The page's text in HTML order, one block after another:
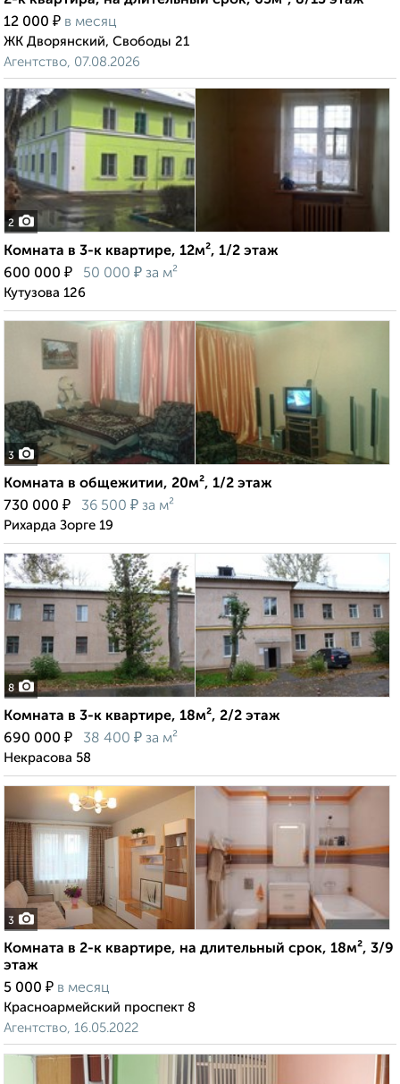
12 000 ₽ в месяц
ЖК Дворянский, Свободы 21
Агентство, 07.08.2026
2
Комната в 3-к квартире, 12м², 1/2 этаж
600 000 ₽ 50 000 ₽ за м²
Кутузова 126
3
Комната в общежитии, 20м², 1/2 этаж
730 000 ₽ 36 500 ₽ за м²
Рихарда Зорге 19
8
Комната в 3-к квартире, 18м², 2/2 этаж
690 000 ₽ 38 400 ₽ за м²
Некрасова 58
3
Комната в 2-к квартире, на длительный срок, 18м², 3/9
этаж
5 000 ₽ в месяц
Красноармейский проспект 8
Агентство, 16.05.2022